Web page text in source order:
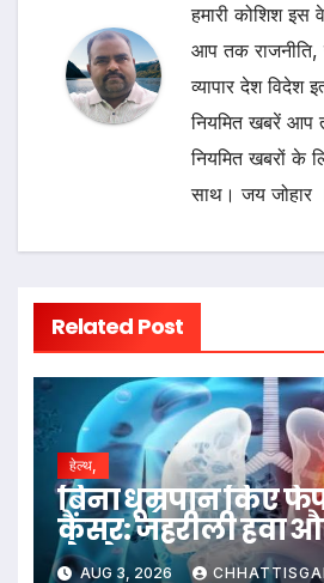
हमारी कोशिश इस
आप तक
व्यापार देश विदेश
नियमित खबरें
नियमित खबरों के
साथ। जय जोहार
Related Post
हेल्थ,
बिना धूम्रपान किए
कैंसर: जहरीली हवा
ले रहे जान
AUG 3, 2026